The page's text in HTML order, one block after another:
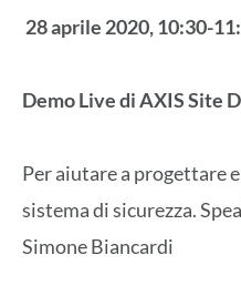
28 aprile 2020, 10:30-
Demo Live di AXIS Site
Per aiutare a progettare
sistema di sicurezza.
Simone Biancardi